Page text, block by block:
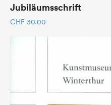
Jubiläumsschrift
CHF 30.00